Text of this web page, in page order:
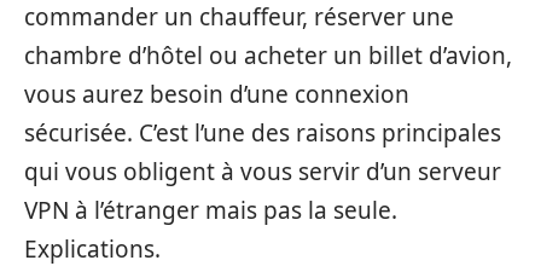
commander un chauffeur, réserver une
chambre d’hôtel ou acheter un billet d’avion,
vous aurez besoin d’une connexion
sécurisée. C’est l’une des raisons principales
qui vous obligent à vous servir d’un serveur
VPN à l’étranger mais pas la seule.
Explications.